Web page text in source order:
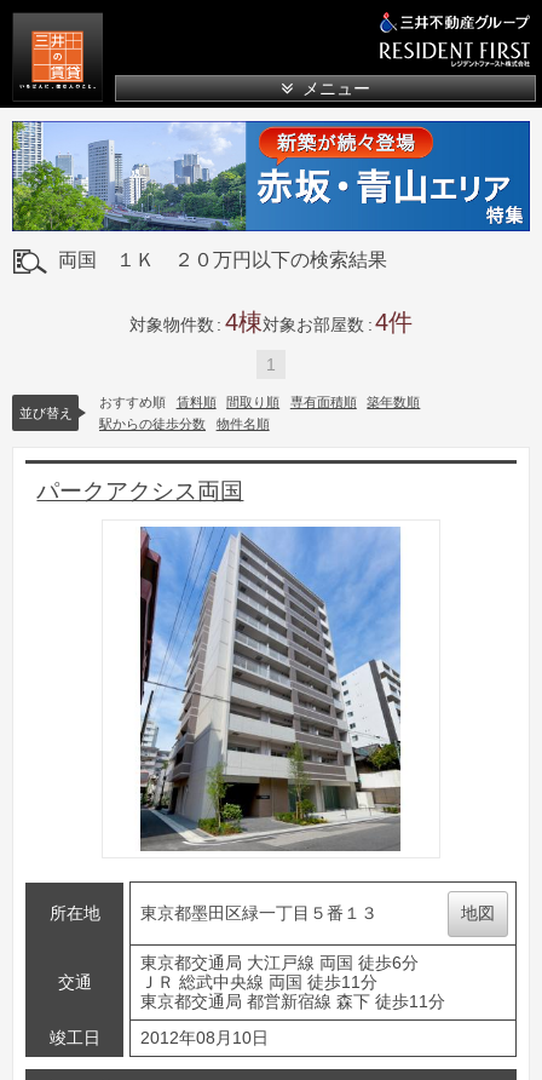
メニュー
両国 １Ｋ ２０万円以下の検索結果
対象物件数 4 対象お部屋数 4
1
並び替え
おすすめ順 賃料順 間取り順 専有面積順
築年数順
駅からの徒歩分数
物件名順
パークアクシス両国
所在地 東京都墨田区緑一丁目５番１３ 地図
交通
東京都交通局 大江戸線 両国 徒歩6分
ＪＲ 総武中央線 両国 徒歩11分
東京都交通局 都営新宿線 森下 徒歩11分
竣工日
2012年08月10日